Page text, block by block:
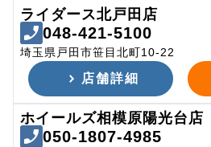
ライダース北戸田店
048-421-5100
埼玉県戸田市笹目北町10-22
店舗詳細
ホイールズ相模原陽光台店
050-1807-4985